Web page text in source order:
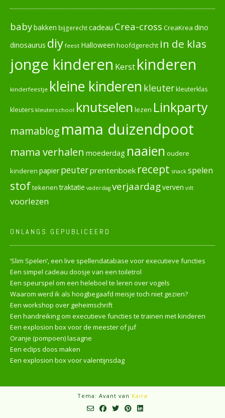
babybakken bijgerechtcadeau Crea-cross CreaKrea dino
dinosaurus diy feest Halloween hoofdgerecht in de klas
jonge kinderen Kerst kinderen
kinderfeestje kleine kinderen kleuterkleuterklas
kleuters kleuterschool knutselen lezen Linkparty
mamablog mama duizendpoot
mama verhalen moederdag naaien oudere
kinderen papier peuterprentenboek recept snack spelen
stoftekenen traktatie vaderdag verjaardagverven vilt
voorlezen
ONLANGS GEPUBLICEERD
‘Slim Spelen’, een live spellendatabase voor executieve functies
Een simpel cadeau doosje van een toiletrol
Een speurspel om een heleboel te leren over vogels
Waarom werd ik als hoogbegaafd meisje toch niet gezien?
Een workshop over geheimschrift
Een handreiking om executieve functies te trainen met kinderen
Een explosion box voor de meester of juf
Oranje (pompoen) lasagne
Een eclips doos maken
Een explosion box voor valentijnsdag
Tema: Avant van Kaira